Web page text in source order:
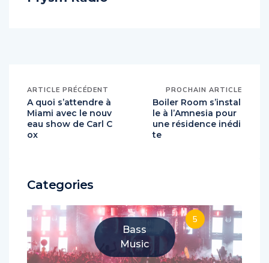
ARTICLE PRÉCÉDENT
A quoi s’attendre à
Miami avec le nouv
eau show de Carl C
PROCHAIN ARTICLE
Boiler Room s’instal
le à l’Amnesia pour
une résidence inédi
Bass
Music
5